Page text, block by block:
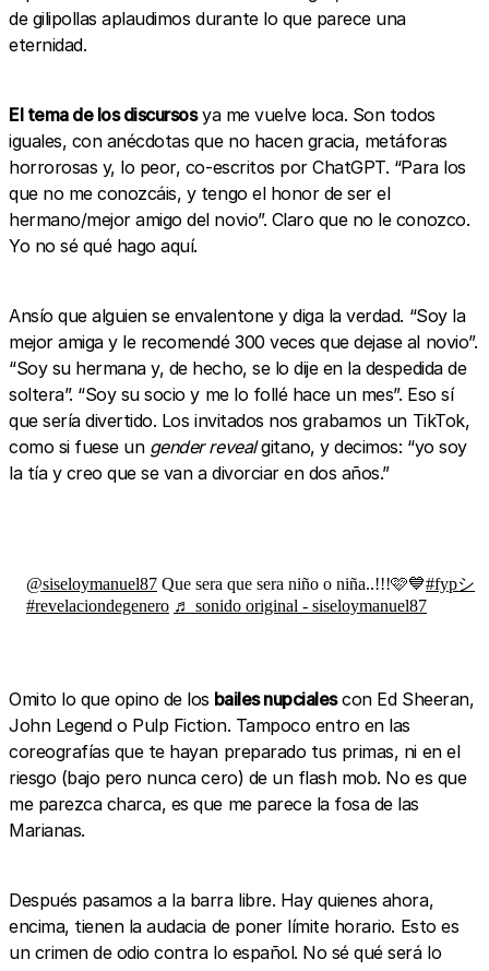
de gilipollas aplaudimos durante lo que parece una
eternidad.
El tema de los discursosya me vuelve loca. Son todos
iguales, con anécdotas que no hacen gracia, metáforas
horrorosas y, lo peor, co-escritos por ChatGPT. “Para los
que no me conozcáis, y tengo el honor de ser el
hermano/mejor amigo del novio”. Claro que no le conozco.
Yo no sé qué hago aquí.
Ansío que alguien se envalentone y diga la verdad. “Soy la
mejor amiga y le recomendé 300 veces que dejase al novio”.
“Soy su hermana y, de hecho, se lo dije en la despedida de
soltera”. “Soy su socio y me lo follé hace un mes”. Eso sí
que sería divertido. Los invitados nos grabamos un TikTok,
como si fuese un gender revealgitano, y decimos: “yo soy
la tía y creo que se van a divorciar en dos años.”
@siseloymanuel87 Que sera que sera niño o niña..!!!🩷💙#fypシ
#revelaciondegenero ♬ sonido original - siseloymanuel87
Omito lo que opino de los bailes nupcialescon Ed Sheeran,
John Legend o Pulp Fiction. Tampoco entro en las
coreografías que te hayan preparado tus primas, ni en el
riesgo (bajo pero nunca cero) de un flash mob. No es que
me parezca charca, es que me parece la fosa de las
Marianas.
Después pasamos a la barra libre. Hay quienes ahora,
encima, tienen la audacia de poner límite horario. Esto es
un crimen de odio contra lo español. No sé qué será lo